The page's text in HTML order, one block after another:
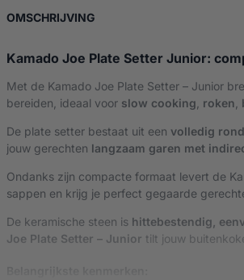
OMSCHRIJVING
Kamado Joe Plate Setter Junior:
Met de Kamado Joe Plate Setter – Junior
bereiden, ideaal voor slow cooking roken
De plate setter bestaat uit een volledig
jouw gerechten langzaam garen met
Ondanks zijn compacte formaat levert de
sappen en krijg je perfect gegaarde
De keramische steen is hittebestendig,
Joe Plate Setter – Junior tilt jouw